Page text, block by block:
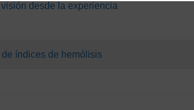
desde la experiencia
de índices de hemólisis